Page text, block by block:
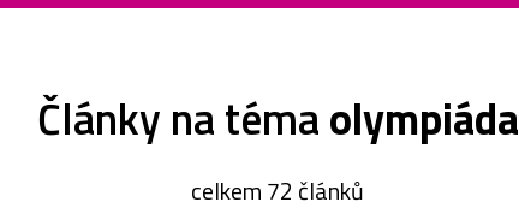
Články na témaolympiáda
celkem 72 článků